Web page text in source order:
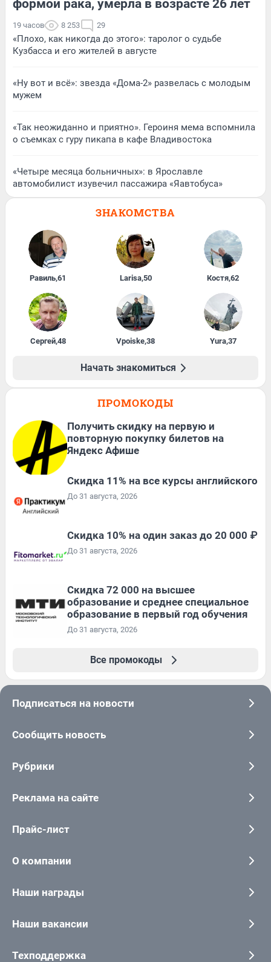
формой рака, умерла в возрасте 26 лет
19 часов 8 253 29
«Плохо, как никогда до этого»: таролог о судьбе
Кузбасса и его жителей в августе
«Ну вот и всё»: звезда «Дома-2» развелась с молодым
мужем
«Так неожиданно и приятно». Героиня мема вспомнила
о съемках с гуру пикапа в кафе Владивостока
«Четыре месяца больничных»: в Ярославле
автомобилист изувечил пассажира «Яавтобуса»
ЗНАКОМСТВА
Равиль,61 Larisa,50 Костя,62
Сергей,48 Vpoiske,38 Yura,37
Начать знакомиться
ПРОМОКОДЫ
Получить скидку на первую и
повторную покупку билетов на
Яндекс Афише
Скидка 11% на все курсы английского
До 31 августа, 2026
Скидка 10% на один заказ до 20 000 ₽
До 31 августа, 2026
Скидка 72 000 на высшее
образование и среднее специальное
образование в первый год обучения
До 31 августа, 2026
Все промокоды
Подписаться на новости
Сообщить новость
Рубрики
Реклама на сайте
Прайс-лист
О компании
Наши награды
Наши вакансии
Техподдержка